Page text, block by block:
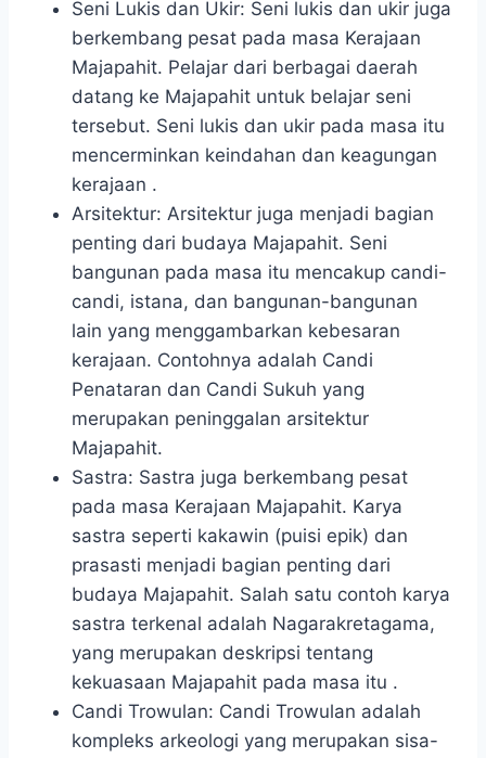
Seni Lukis dan Ukir: Seni lukis dan ukir juga
berkembang pesat pada masa Kerajaan
Majapahit. Pelajar dari berbagai daerah
datang ke Majapahit untuk belajar seni
tersebut. Seni lukis dan ukir pada masa itu
mencerminkan keindahan dan keagungan
kerajaan .
Arsitektur: Arsitektur juga menjadi bagian
penting dari budaya Majapahit. Seni
bangunan pada masa itu mencakup candi-
candi, istana, dan bangunan-bangunan
lain yang menggambarkan kebesaran
kerajaan. Contohnya adalah Candi
Penataran dan Candi Sukuh yang
merupakan peninggalan arsitektur
Majapahit.
Sastra: Sastra juga berkembang pesat
pada masa Kerajaan Majapahit. Karya
sastra seperti kakawin (puisi epik) dan
prasasti menjadi bagian penting dari
budaya Majapahit. Salah satu contoh karya
sastra terkenal adalah Nagarakretagama,
yang merupakan deskripsi tentang
kekuasaan Majapahit pada masa itu .
Candi Trowulan: Candi Trowulan adalah
kompleks arkeologi yang merupakan sisa-